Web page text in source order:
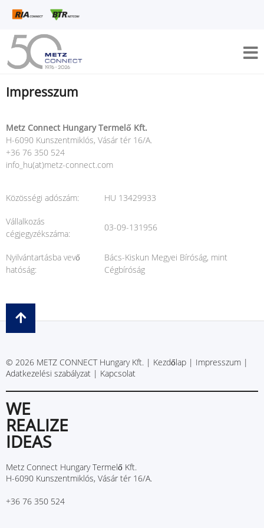
Impresszum
Metz Connect Hungary Termelő Kft.
H-6090 Kunszentmiklós, Vásár tér 16/A.
+36 76 350 524
info_hu(at)metz-connect.com
Közösségi adószám: HU 13429933
Vállalkozás
cégjegyzékszáma:
03-09-131956
Nyilvántartásba vevő
hatóság:
Bács-Kiskun Megyei Bíróság, mint
Cégbíróság
© 2026 METZ CONNECT Hungary Kft. | Kezdőlap | Impresszum |
Adatkezelési szabályzat | Kapcsolat
WE
REALIZE
IDEAS
Metz Connect Hungary Termelő Kft.
H-6090 Kunszentmiklós, Vásár tér 16/A.
+36 76 350 524